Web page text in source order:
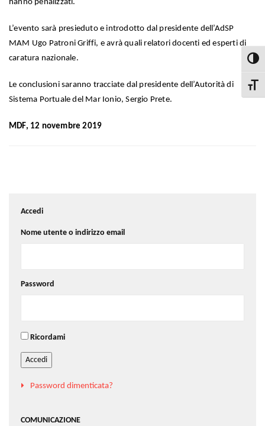
hanno penalizzati.
L’evento sarà presieduto e introdotto dal presidente dell’AdSP
MAM Ugo Patroni Griffi, e avrà quali relatori docenti ed esperti di
caratura nazionale.
Le conclusioni saranno tracciate dal presidente dell’Autorità di
Sistema Portuale del Mar Ionio, Sergio Prete.
MDF, 12 novembre 2019
Accedi
Nome utente o indirizzo email
Password
Ricordami
Accedi
Password dimenticata?
COMUNICAZIONE